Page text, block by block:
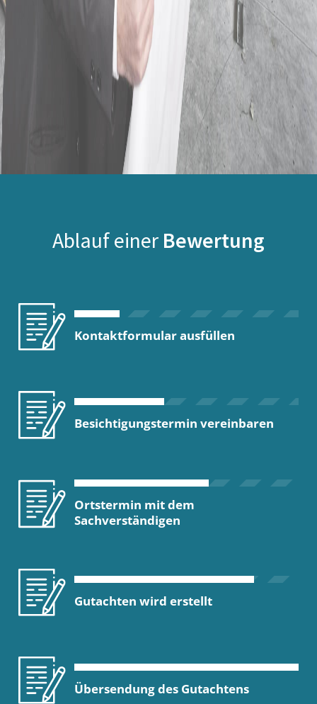
Ablauf einer Bewertung
Kontaktformular ausfüllen
Besichtigungstermin vereinbaren
Ortstermin mit dem
Sachverständigen
Gutachten wird erstellt
Übersendung des Gutachtens